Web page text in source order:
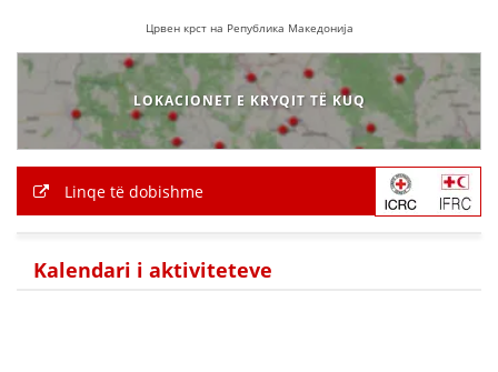
Црвен крст на Република Македонија
LOKACIONET E KRYQIT TË KUQ
Linqe të dobishme
Kalendari i aktiviteteve